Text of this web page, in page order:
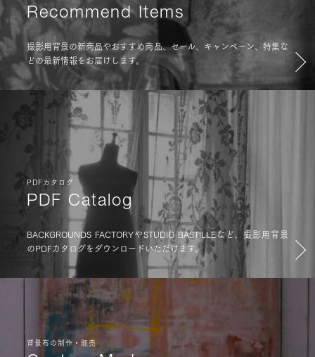
Recommend Items
撮影用背景の新商品やおすすめ商品、セール、キャンペーン、特集な
どの最新情報をお届けします。
PDFカタログ
PDF Catalog
BACKGROUNDS FACTORYやSTUDIO BASTILLEなど、撮影用背景
のPDFカタログをダウンロードいただけます。
背景布の制作・販売